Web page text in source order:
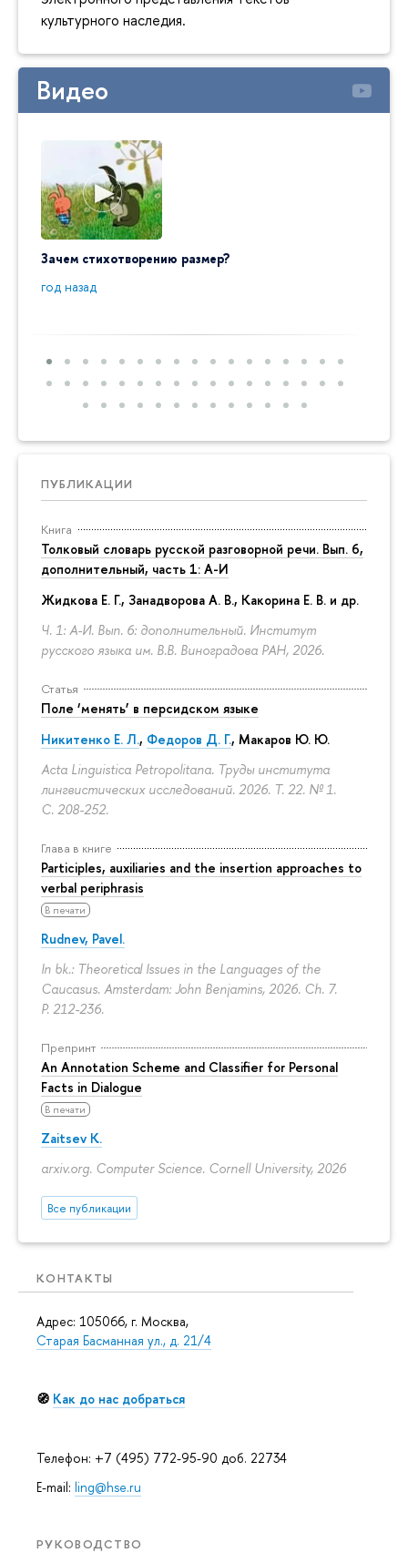
культурного наследия.
Видео
Зачем стихотворению размер?
год назад
ПУБЛИКАЦИИ
Книга
Толковый словарь русской разговорной речи. Вып. 6,
дополнительный, часть 1: А-И
Жидкова Е. Г., Занадворова А. В., Какорина Е. В. и др.
Ч. 1: А-И. Вып. 6: дополнительный. Институт
русского языка им. В.В. Виноградова РАН, 2026.
Статья
Поле ‘менять’ в персидском языке
Никитенко Е. Л., Федоров Д. Г., Макаров Ю. Ю.
Acta Linguistica Petropolitana. Труды института
лингвистических исследований. 2026. Т. 22. № 1.
С. 208-252.
Глава в книге
Participles, auxiliaries and the insertion approaches to
verbal periphrasis
В печати
Rudnev, Pavel.
In bk.: Theoretical Issues in the Languages of the
Caucasus. Amsterdam: John Benjamins, 2026. Ch. 7.
P. 212-236.
Препринт
An Annotation Scheme and Classifier for Personal
Facts in Dialogue
В печати
Zaitsev K.
arxiv.org. Computer Science. Cornell University, 2026
Все публикации
КОНТАКТЫ
Адрес: 105066, г. Москва,
Старая Басманная ул., д. 21/4
🧭 Как до нас добраться
Телефон: +7 (495) 772-95-90 доб. 22734
E-mail: ling@hse.ru
РУКОВОДСТВО